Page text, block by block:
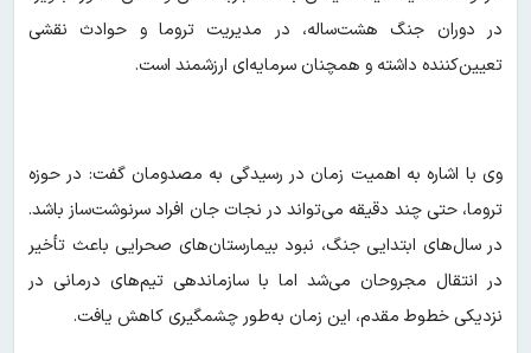
در دوران جنگ هشت‌ساله، در مدیریت تروما و حوادث نقشی
تعیین‌کننده داشته و همچنان سرمایه‌ای ارزشمند است.
وی با اشاره به اهمیت زمان در رسیدگی به مصدومان گفت: در حوزه
تروما، حتی چند دقیقه می‌تواند در نجات جان افراد سرنوشت‌ساز باشد.
در سال‌های ابتدایی جنگ، نبود بیمارستان‌های صحرایی باعث تأخیر
در انتقال مجروحان می‌شد اما با سازماندهی تیم‌های درمانی در
نزدیکی خطوط مقدم، این زمان به‌طور چشمگیری کاهش یافت.